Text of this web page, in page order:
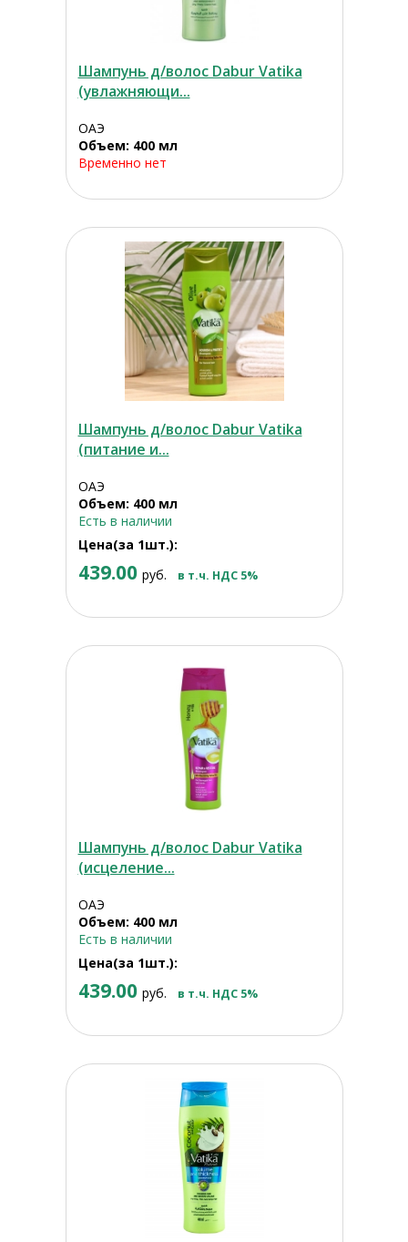
Шампунь д/волос Dabur Vatika
(увлажняющи...
ОАЭ
Объем: 400 мл
Временно нет
Шампунь д/волос Dabur Vatika
(питание и...
ОАЭ
Объем: 400 мл
Есть в наличии
Цена(за 1шт.):
439.00 руб. в т.ч. НДС 5%
Шампунь д/волос Dabur Vatika
(исцеление...
ОАЭ
Объем: 400 мл
Есть в наличии
Цена(за 1шт.):
439.00 руб. в т.ч. НДС 5%